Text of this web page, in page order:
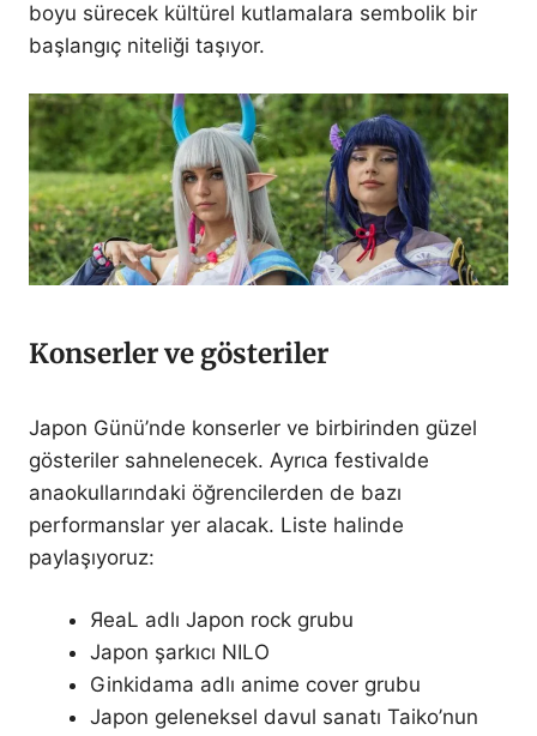
boyu sürecek kültürel kutlamalara sembolik bir
başlangıç niteliği taşıyor.
Konserler ve gösteriler
Japon Günü’nde konserler ve birbirinden güzel
gösteriler sahnelenecek. Ayrıca festivalde
anaokullarındaki öğrencilerden de bazı
performanslar yer alacak. Liste halinde
paylaşıyoruz:
ЯeaL adlı Japon rock grubu
Japon şarkıcı NILO
Ginkidama adlı anime cover grubu
Japon geleneksel davul sanatı Taiko’nun